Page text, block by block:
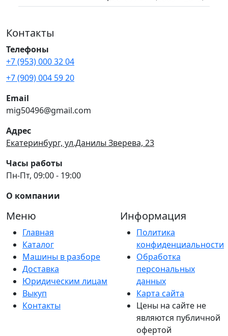
Контакты
Телефоны
+7 (953) 000 32 04
+7 (909) 004 59 20
Email
mig50496@gmail.com
Адрес
Екатеринбург, ул.Данилы Зверева, 23
Часы работы
Пн-Пт, 09:00 - 19:00
О компании
Меню
Главная
Каталог
Машины в разборе
Доставка
Юридическим лицам
Выкуп
Контакты
Информация
Политика
конфиденциальности
Обработка
персональных
данных
Карта сайта
Цены на сайте не
являются публичной
офертой